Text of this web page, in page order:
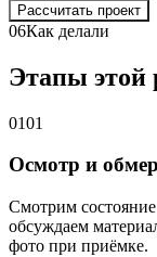
Рассчитать проект
06Как делали
Этапы этой
0101
Осмотр и обмер
Смотрим
обсуждаем
фото при приёмке.